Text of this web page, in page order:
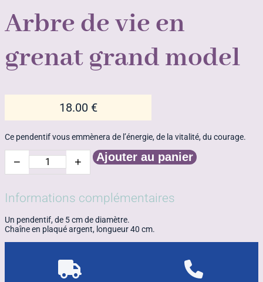
Arbre de vie en
grenat grand model
18.00 €
Ce pendentif vous emmènera de l’énergie, de la vitalité, du courage.
−
quantité
de
de
vie
grenat
grand
model
+ Ajouter au panier
Informations complémentaires
Un pendentif, de 5 cm de diamètre.
Chaîne en plaqué argent, longueur 40 cm.